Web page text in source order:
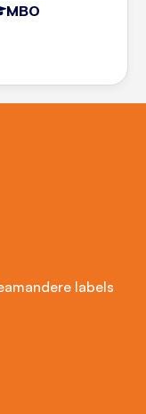
MBO
andere labels